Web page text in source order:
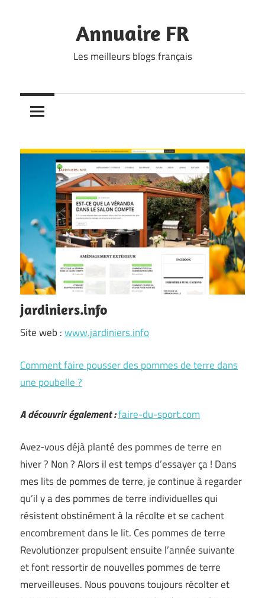
Annuaire FR
Les meilleurs blogs français
jardiniers.info
Site web :www.jardiniers.info
Comment faire pousser des pommes de terre dans
une poubelle ?
A découvrir également :faire-du-sport.com
Avez-vous déjà planté des pommes de terre en
hiver ? Non ? Alors il est temps d’essayer ça ! Dans
mes lits de pommes de terre, je continue à regarder
qu’il y a des pommes de terre individuelles qui
résistent obstinément à la récolte et se cachent
encombrement dans le lit. Ces pommes de terre
Revolutionzer propulsent ensuite l’année suivante
et font ressortir de nouvelles pommes de terre
merveilleuses. Nous pouvons toujours récolter et